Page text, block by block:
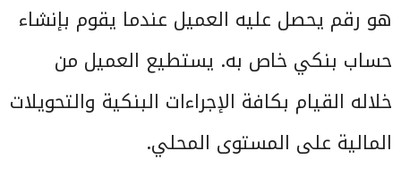
هو رقم يحصل عليه العميل عندما يقوم بإنشاء
حساب بنكي خاص به. يستطيع العميل من
خلاله القيام بكافة الإجراءات البنكية والتحويلات
المالية على المستوى المحلي.